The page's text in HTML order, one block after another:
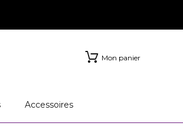
Mon panier
Accessoires